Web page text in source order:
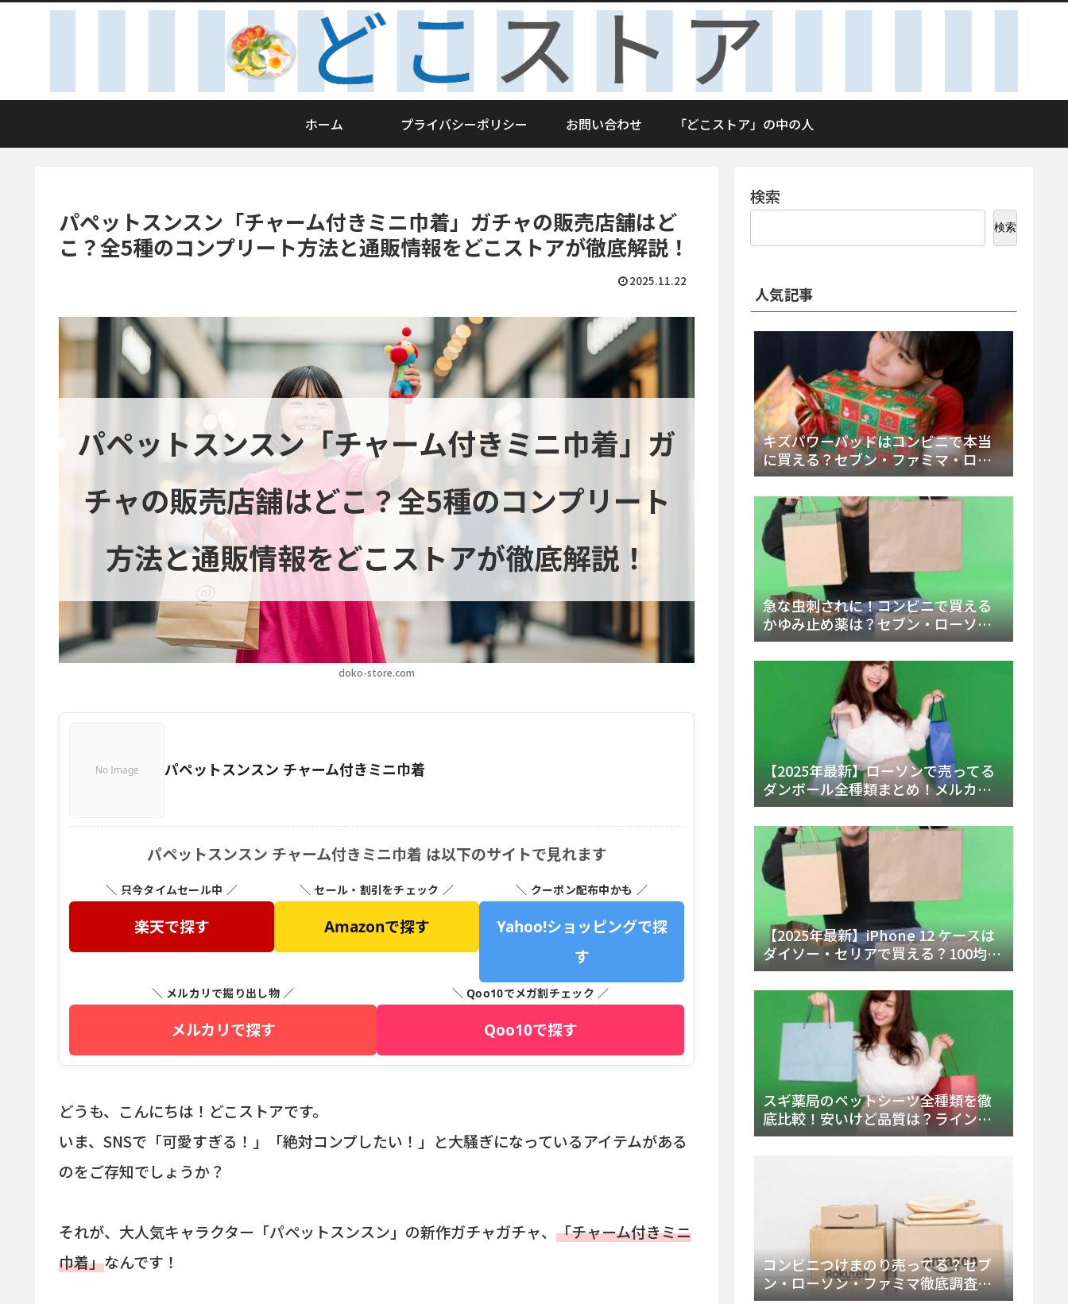
ホーム プライバシーポリシー お問い合わせ 「どこストア」の中の人
パペットスンスン「チャーム付きミニ巾着」ガチャの販売店舗はど
こ？全5種のコンプリート方法と通販情報をどこストアが徹底解説！
2025.11.22
doko-store.com
パペットスンスン「チャーム付きミニ巾着」ガ
チャの販売店舗はどこ？全5種のコンプリート
方法と通販情報をどこストアが徹底解説！
No Image パペットスンスン チャーム付きミニ巾着
パペットスンスン チャーム付きミニ巾着 は以下のサイトで見れます
＼ 只今タイムセール中 ／
楽天で探す
＼ セール・割引をチェック ／
Amazonで探す
＼ クーポン配布中かも ／
Yahoo!ショッピングで探
す
＼ メルカリで掘り出し物 ／
メルカリで探す
＼ Qoo10でメガ割チェック ／
Qoo10で探す
どうも、こんにちは！どこストアです。
いま、SNSで「可愛すぎる！」「絶対コンプしたい！」と大騒ぎになっているアイテムがある
のをご存知でしょうか？
それが、大人気キャラクター「パペットスンスン」の新作ガチャガチャ、 「チャーム付きミニ
巾着」なんです！
検索
検索
人気記事
キズパワーパッドはコンビニで本当
に買える？セブン・ファミマ・ロー
ソン徹底調査＆値段と種類別販売場
所まとめ
急な虫刺されに！コンビニで買える
かゆみ止め薬は？セブン・ローソ
ン・ファミマの販売状況と定番商品
まとめ
【2025年最新】ローソンで売ってる
ダンボール全種類まとめ！メルカリ
便・ゆうパック対応サイズと価格を
徹底解説
【2025年最新】iPhone 12 ケースは
ダイソー・セリアで買える？100均の
在庫状況と失敗しない選び方を徹底
解説！
スギ薬局のペットシーツ全種類を徹
底比較！安いけど品質は？ラインナ
ップと販売店（Amazon・楽天含む）
コンビニつけまのり売ってる？セブ
ン・ローソン・ファミマ徹底調査！